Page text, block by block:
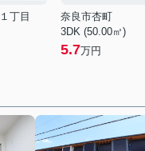
丁目
奈良市杏町
3DK (50.00㎡)
5.7万円